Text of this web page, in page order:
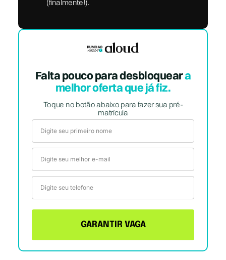
(finalmente!).
Falta pouco para desbloqueara
melhor oferta que já fiz.
Toque no botão abaixo para fazer sua pré-
matrícula
GARANTIR VAGA